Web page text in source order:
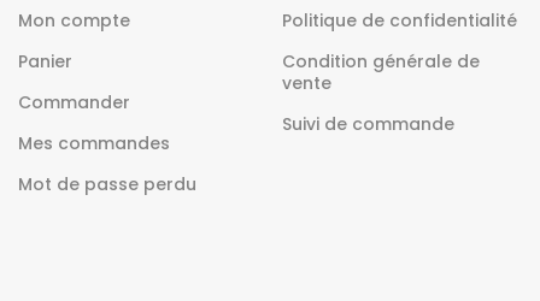
Mon compte
Panier
Commander
Mes commandes
Mot de passe perdu
Politique de confidentialité
Condition générale de
vente
Suivi de commande